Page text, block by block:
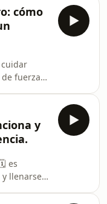
el
no
sino una
🌍En
cómo
fuerza
que
en día,
raro del
alejamos
para hablar
y
es
llenarse